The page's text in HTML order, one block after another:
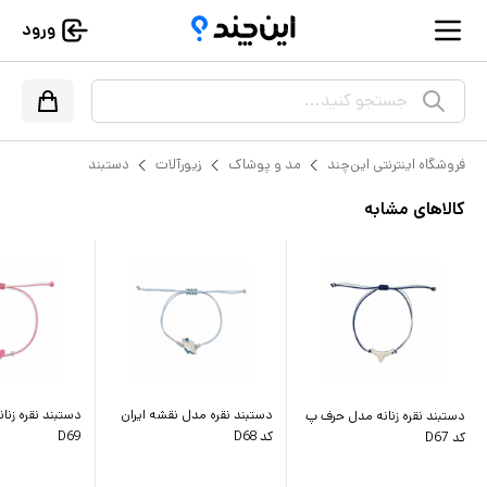
ورود
جستجو کنید...
فروشگاه اینترنتی این‌چند مد و پوشاک زیورآلات دستبند
کالاهای مشابه
دستبند نقره زنانه مدل حرف پ
کد D67
دستبند نقره مدل نقشه ایران
کد D68
دستبند نقره
D69